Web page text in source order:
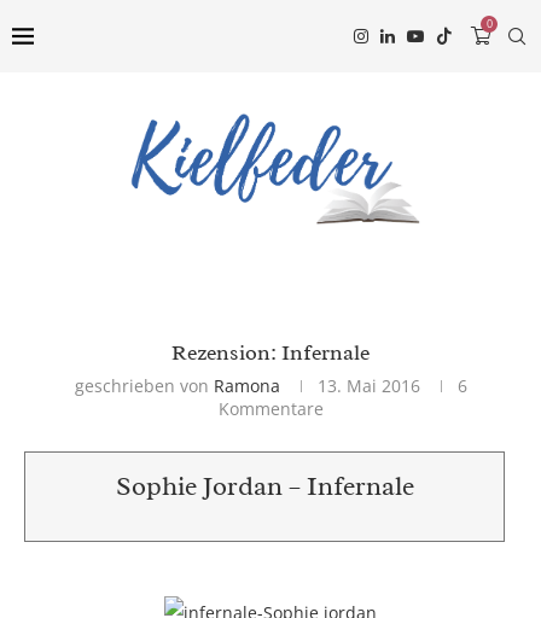
0
Rezension: Infernale
geschrieben von Ramona 13. Mai 2016
6
Kommentare
Sophie Jordan – Infernale